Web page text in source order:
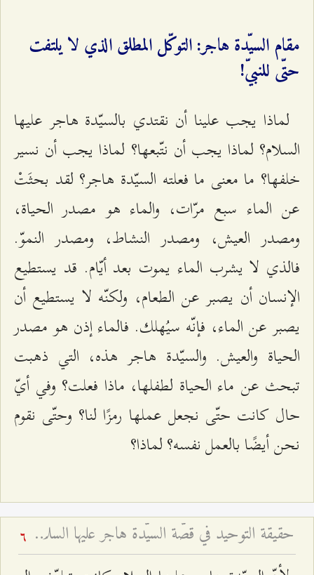
مقام السيّدة هاجر: التوكّل المطلق الذي لا يلتفت
حتّى للنبيّ!
لماذا يجب علينا أن نقتدي بالسيّدة هاجر عليها
السلام؟ لماذا يجب أن نتّبعها؟ لماذا يجب أن نسير
خلفها؟ ما معنى ما فعلته السيّدة هاجر؟ لقد بحثَتْ
عن الماء سبع مرّات، والماء هو مصدر الحياة،
ومصدر العيش، ومصدر النشاط، ومصدر النموّ.
فالذي لا يشرب الماء يموت بعد أيّام. قد يستطيع
الإنسان أن يصبر عن الطعام، ولكنّه لا يستطيع أن
يصبر عن الماء، فإنّه سيُهلك. فالماء إذن هو مصدر
الحياة والعيش. والسيّدة هاجر هذه، التي ذهبت
تبحث عن ماء الحياة لطفلها، ماذا فعلت؟ وفي أيّ
حال كانت حتّى نجعل عملها رمزًا لنا؟ وحتّى نقوم
نحن أيضًا بالعمل نفسه؟ لماذا؟
حقيقة التوحيد في قصّة السيّدة هاجر عليها السلام - لماذا يقتدي النبيّ والإمام بعمل امرأة؟ 6